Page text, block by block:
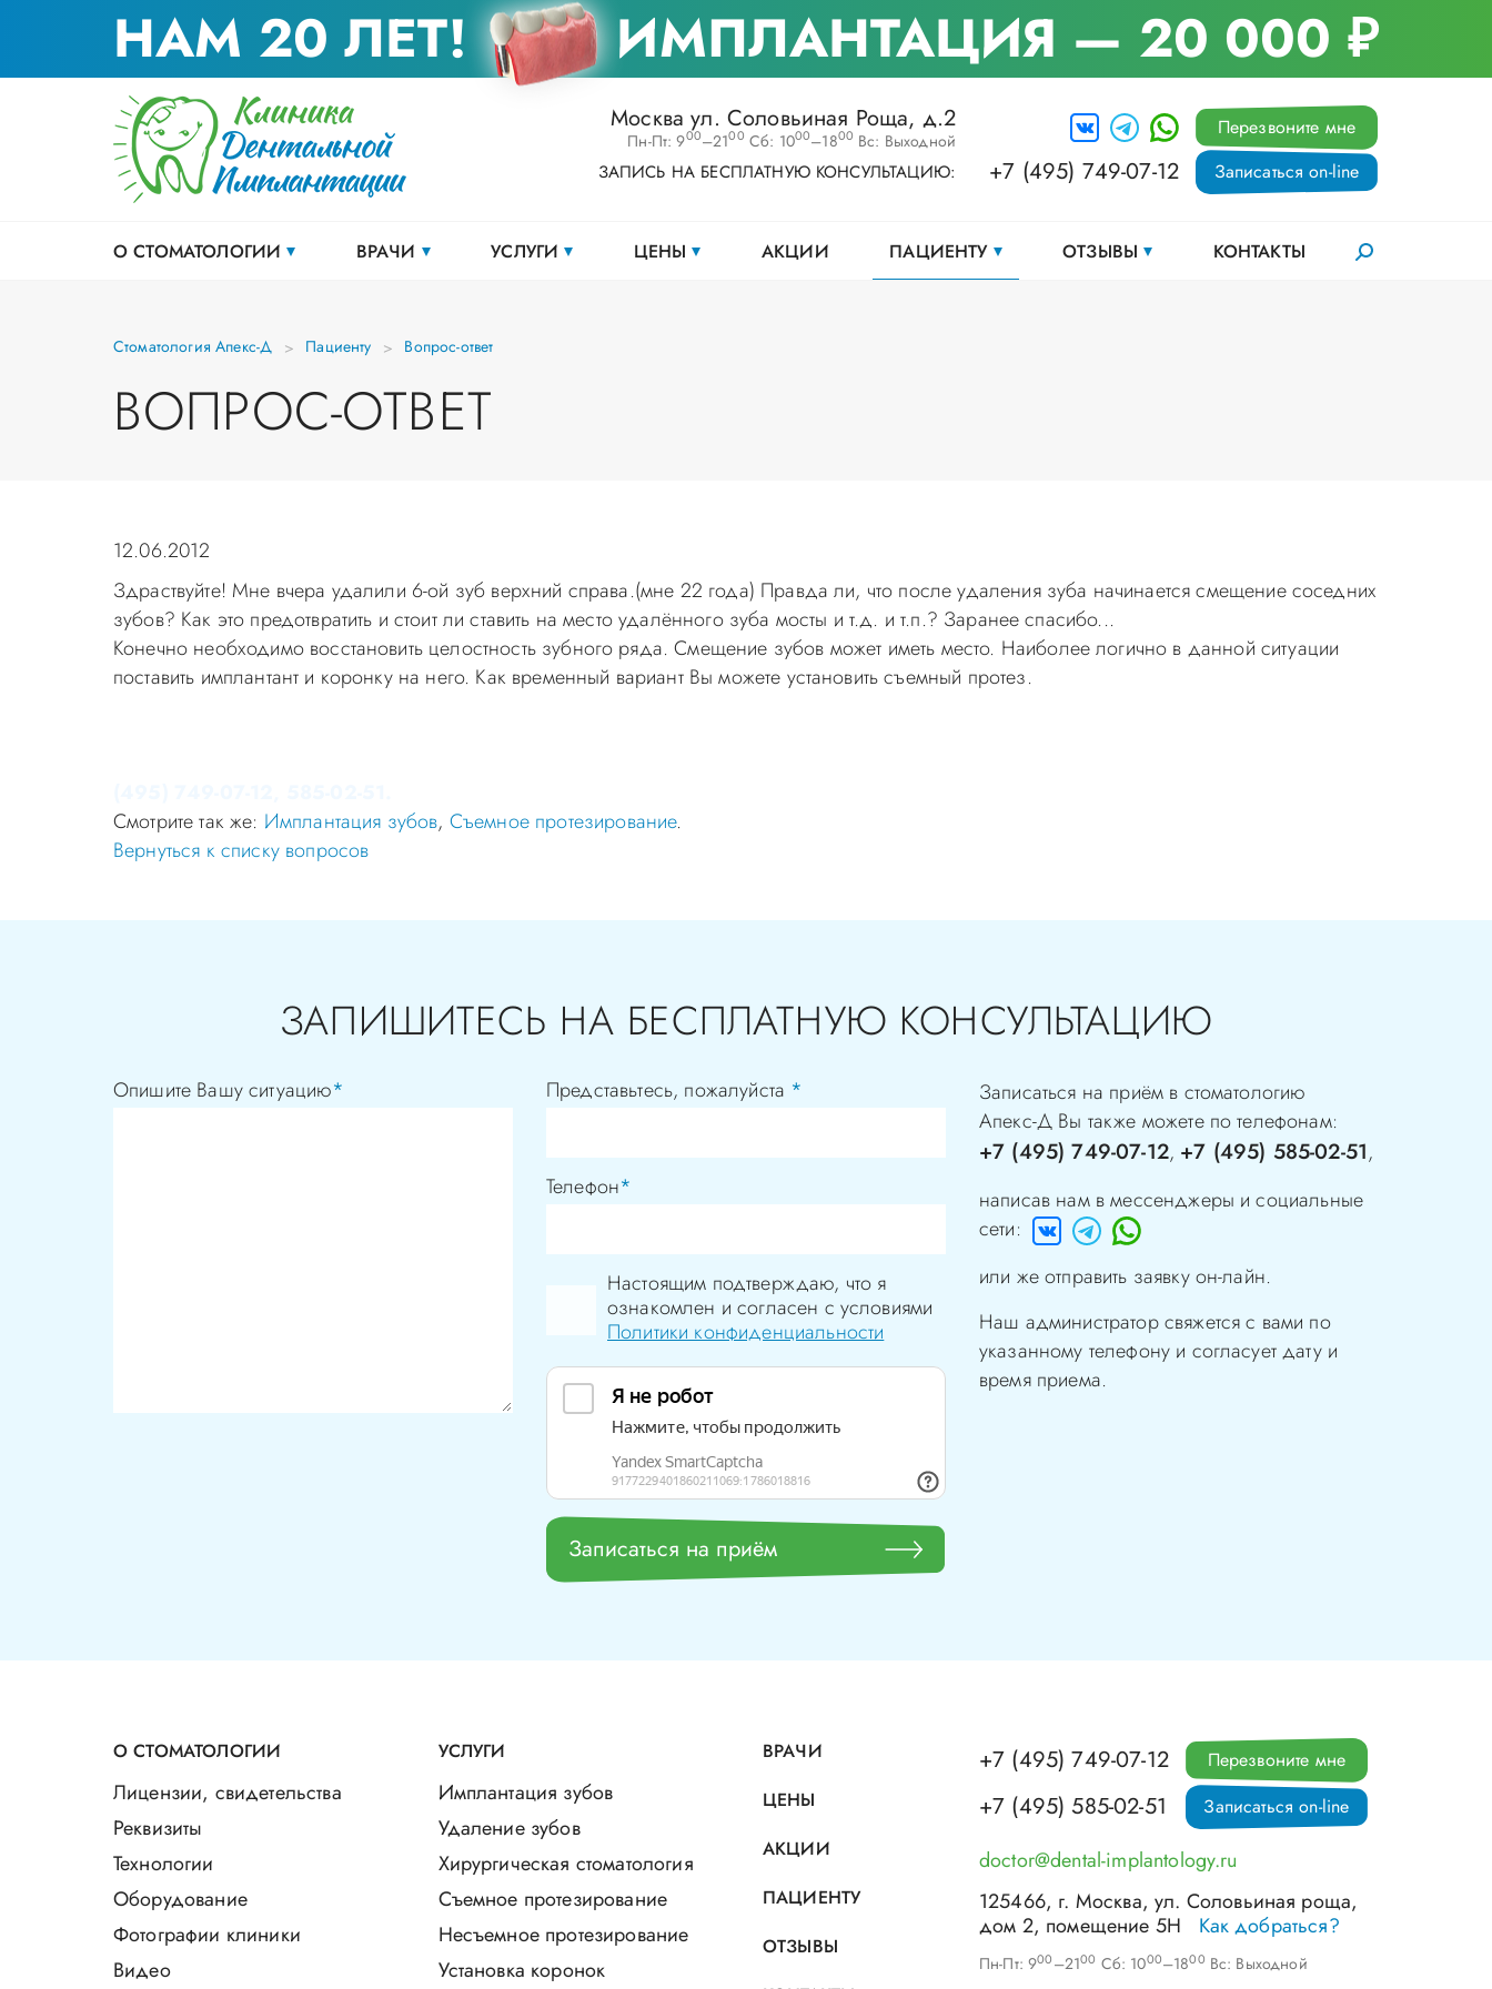
НАМ 20 ЛЕТ! ИМПЛАНТАЦИЯ — 20 000 ₽
Москва ул. Соловьиная Роща, д.2
Пн-Пт: 900–2100 Сб: 1000–1800 Вс: Выходной
ЗАПИСЬ НА БЕСПЛАТНУЮ КОНСУЛЬТАЦИЮ: +7 (495) 749-07-12
Перезвоните мне
Записаться on-line
О СТОМАТОЛОГИИ ВРАЧИ УСЛУГИ ЦЕНЫ АКЦИИ ПАЦИЕНТУ ОТЗЫВЫ КОНТАКТЫ
Стоматология Апекс-Д Пациенту Вопрос-ответ
ВОПРОС-ОТВЕТ
12.06.2012
Здраствуйте! Мне вчера удалили 6-ой зуб верхний справа.(мне 22 года) Правда ли, что после удаления зуба начинается смещение соседних
зубов? Как это предотвратить и стоит ли ставить на место удалённого зуба мосты и т.д. и т.п.? Заранее спасибо...
Конечно необходимо восстановить целостность зубного ряда. Смещение зубов может иметь место. Наиболее логично в данной ситуации
поставить имплантант и коронку на него. Как временный вариант Вы можете установить съемный протез.
Смотрите так же: Имплантация зубов, Съемное протезирование.
Вернуться к списку вопросов
ЗАПИШИТЕСЬ НА БЕСПЛАТНУЮ КОНСУЛЬТАЦИЮ
Представьтесь, пожалуйста *
Телефон*
Опишите Вашу ситуацию*
Настоящим подтверждаю, что я
ознакомлен и согласен с условиями
Политики конфиденциальности
Записаться на приём
Записаться на приём в стоматологию
Апекс-Д Вы также можете по телефонам:
+7 (495) 749-07-12, +7 (495) 585-02-51,
написав нам в мессенджеры и социальные
сети:
или же отправить заявку он-лайн.
Наш администратор свяжется с вами по
указанному телефону и согласует дату и
время приема.
О СТОМАТОЛОГИИ
Лицензии, свидетельства
Реквизиты
Технологии
Оборудование
Фотографии клиники
Видео
УСЛУГИ
Имплантация зубов
Удаление зубов
Хирургическая стоматология
Съемное протезирование
Несъемное протезирование
Установка коронок
ВРАЧИ
ЦЕНЫ
АКЦИИ
ПАЦИЕНТУ
ОТЗЫВЫ
+7 (495) 749-07-12
+7 (495) 585-02-51
Перезвоните мне
Записаться on-line
doctor@dental-implantology.ru
125466, г. Москва,ул. Соловьиная роща,
дом 2, помещение 5Н
Как добраться?
Пн-Пт: 900 –2100 Сб: 1000–1800 Вс: Выходной